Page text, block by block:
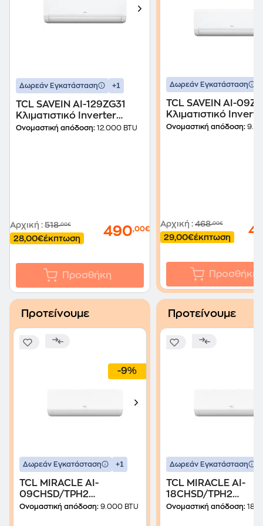
Δωρεάν Εγκατάσταση +1
TCL SAVEIN AI-129ZG31
Κλιματιστικό Inverter
12.000 BTU A++/A+++ με
Ονομαστική απόδοση: 12.000 BTU
Αρχική : 518,00€
28,00€έκπτωση 490,00€
Προσθήκη
Δωρεάν Εγκατάσταση
TCL SAVEIN AI-
Κλιματιστικό
9.000 BTU A++/
Ονομαστική απόδοση:
Αρχική : 468,00€
29,00€έκπτωση
Προσθήκη
Προτείνουμε
-9%
Δωρεάν Εγκατάσταση +1
TCL MIRACLE AI-
09CHSD/TPH2
Κλιματιστικό Inverter
Ονομαστική απόδοση: 9.000 BTU
Προτείνουμε
Δωρεάν Εγκατάσταση
TCL MIRACLE AI-
18CHSD/TPH2
Κλιματιστικό
Ονομαστική απόδοση: